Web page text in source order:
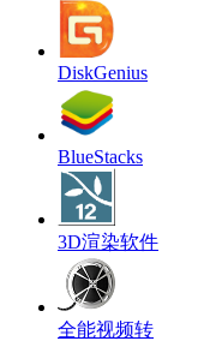
DiskGenius
BlueStacks
3D渲染软件
全能视频转